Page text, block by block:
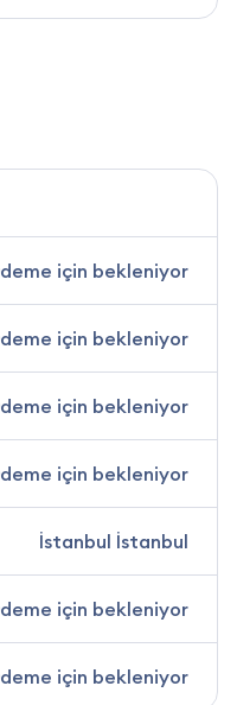
için bekleniyor
için bekleniyor
için bekleniyor
için bekleniyor
İstanbul İstanbul
için bekleniyor
için bekleniyor